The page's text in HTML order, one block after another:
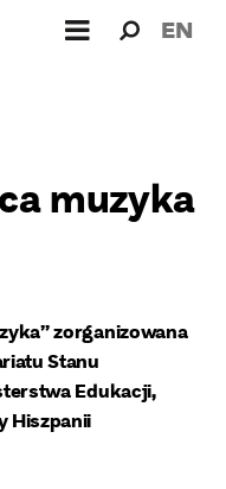
dla: EN
muzyka
zorganizowana
Stanu
Edukacji,
Hiszpanii